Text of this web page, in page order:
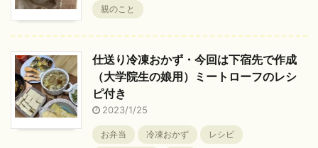
親のこと
仕送り冷凍おかず・今回は下宿先で作成
（大学院生の娘用）ミートローフのレシ
ピ付き
2023/1/25
お弁当 冷凍おかず
レシピ